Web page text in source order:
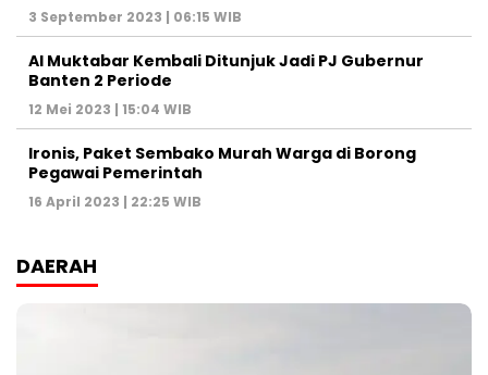
3 September 2023 | 06:15 WIB
Al Muktabar Kembali Ditunjuk Jadi PJ Gubernur
Banten 2 Periode
12 Mei 2023 | 15:04 WIB
Ironis, Paket Sembako Murah Warga di Borong
Pegawai Pemerintah
16 April 2023 | 22:25 WIB
DAERAH